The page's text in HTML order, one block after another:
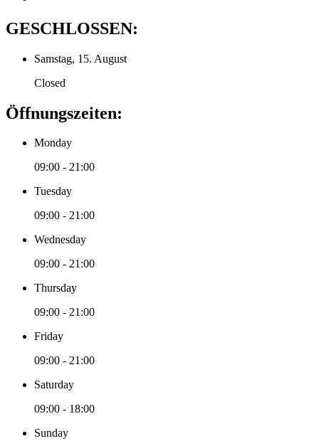
GESCHLOSSEN:
Samstag, 15. August
Closed
Öffnungszeiten:
Monday
09:00 - 21:00
Tuesday
09:00 - 21:00
Wednesday
09:00 - 21:00
Thursday
09:00 - 21:00
Friday
09:00 - 21:00
Saturday
09:00 - 18:00
Sunday